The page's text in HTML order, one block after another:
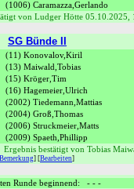
(1006) Caramazza,Gerlando
von Ludger Hötte 05.10.2025,
SG Bünde II
(11) Konovalov,Kiril
(13) Maiwald,Tobias
(15) Kröger,Tim
(16) Hagemeier,Ulrich
(2002) Tiedemann,Mattias
(2004) Groß,Thomas
(2006) Struckmeier,Matts
(2009) Spaeth,Phillipp
Ergebnis bestätigt von Tobias
Bemerkung] [Bearbeiten]
Runde beginnend: - - -